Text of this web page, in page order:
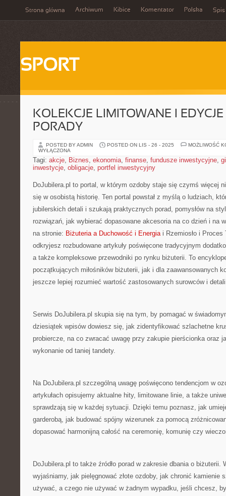
Strona główna Archiwum Kibice Komentator Polska Spis
SPORT
KOLEKCJE LIMITOWANE I
PORADY
POSTED BY ADMIN POSTED ON LIS - 26 - 2025
MOŻLIWOŚĆ
WYŁĄCZONA
Tagi: akcje, Biznes, ekonomia, finanse, fundusze inwestycyjne,
inwestycje, obligacje, portfel inwestycyjny
DoJubilera.pl to portal, w którym ozdoby staje się czymś więcej
się w osobistą historię. Ten portal powstał z myślą o ludziach,
jubilerskich detali i szukają praktycznych porad, pomysłów na
rozwiązań, jak wybierać dopasowane akcesoria na co dzień i na
na stronie: Biżuteria a Duchowość i Energiai Rzemiosło i Proces
odkryjesz rozbudowane artykuły poświęcone tradycyjnym
a także kompleksowe przewodniki po rynku biżuterii. To
początkujących miłośników biżuterii, jak i dla zaawansowanych
jeszcze lepiej rozumieć wartość zastosowanych surowców i
Serwis DoJubilera.pl skupia się na tym, by pomagać w
dziesiątek wpisów dowiesz się, jak zidentyfikować szlachetne
probiercze, na co zwracać uwagę przy zakupie pierścionka oraz
wykonanie od taniej tandety.
Na DoJubilera.pl szczególną uwagę poświęcono tendencjom w
artykułach opisujemy aktualne hity, limitowane linie, a także
sprawdzają się w każdej sytuacji. Dzięki temu poznasz, jak
garderobą, jak budować spójny wizerunek za pomocą
dopasować harmonijną całość na ceremonię, komunię czy
DoJubilera.pl to także źródło porad w zakresie dbania o
wyjaśniamy, jak pielęgnować złote ozdoby, jak chronić kamienie
używać, a czego nie używać w żadnym wypadku, jeśli chcesz, by